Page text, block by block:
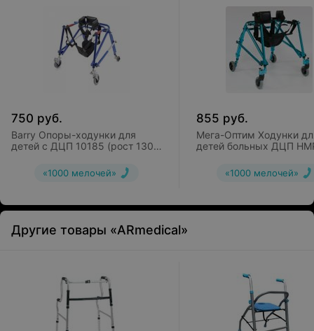
750 руб.
Barry Опоры-ходунки для
детей с ДЦП 10185 (рост 130-
«1000 мелочей»
855 руб.
Мега-Оптим Ходунки
детей больных ДЦП
«1000 мелочей»
Другие товары «ARmedical»